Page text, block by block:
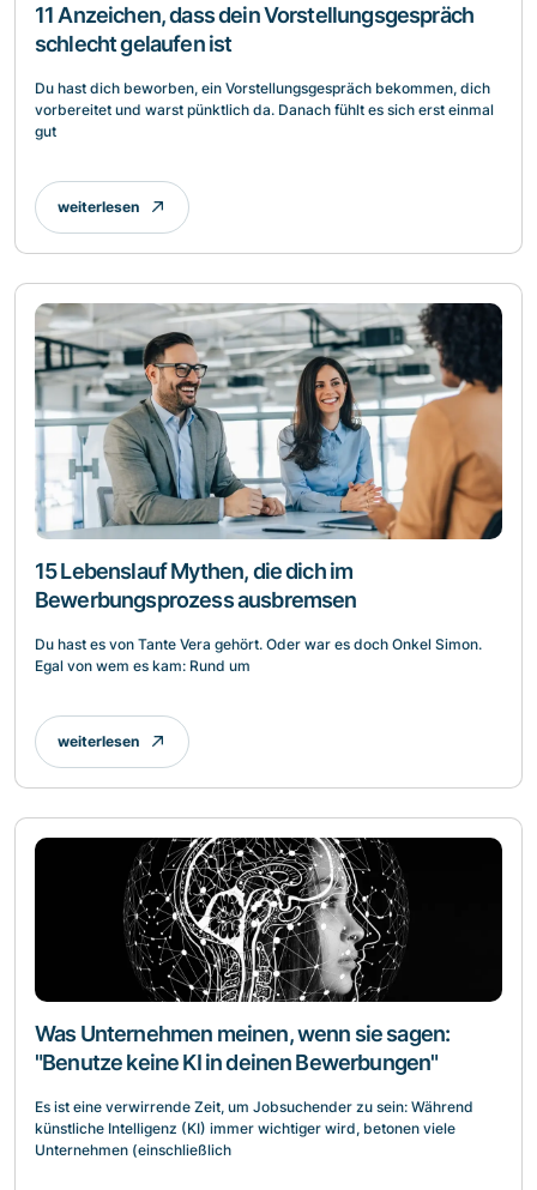
11 Anzeichen, dass dein Vorstellungsgespräch
schlecht gelaufen ist
Du hast dich beworben, ein Vorstellungsgespräch bekommen, dich
vorbereitet und warst pünktlich da. Danach fühlt es sich erst einmal
gut
weiterlesen
15 Lebenslauf Mythen, die dich im
Bewerbungsprozess ausbremsen
Du hast es von Tante Vera gehört. Oder war es doch Onkel Simon.
Egal von wem es kam: Rund um
weiterlesen
Was Unternehmen meinen, wenn sie sagen:
"Benutze keine KI in deinen Bewerbungen"
Es ist eine verwirrende Zeit, um Jobsuchender zu sein: Während
künstliche Intelligenz (KI) immer wichtiger wird, betonen viele
Unternehmen (einschließlich